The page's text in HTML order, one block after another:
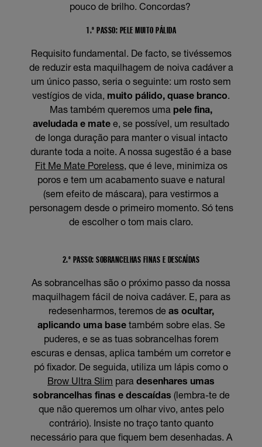
pouco de brilho. Concordas?
1.º PASSO: PELE MUITO PÁLIDA
Requisito fundamental. De facto, se tivéssemos
de reduzir esta maquilhagem de noiva cadáver a
um único passo, seria o seguinte: um rosto sem
vestígios de vida, muito pálido, quase branco.
Mas também queremos uma pele fina,
aveludada e mate e, se possível, um resultado
de longa duração para manter o visual intacto
durante toda a noite. A nossa sugestão é a base
Fit Me Mate Poreless, que é leve, minimiza os
poros e tem um acabamento suave e natural
(sem efeito de máscara), para vestirmos a
personagem desde o primeiro momento. Só tens
de escolher o tom mais claro.
2.º PASSO: SOBRANCELHAS FINAS E DESCAÍDAS
As sobrancelhas são o próximo passo da nossa
maquilhagem fácil de noiva cadáver. E, para as
redesenharmos, teremos de as ocultar,
aplicando uma base também sobre elas. Se
puderes, e se as tuas sobrancelhas forem
escuras e densas, aplica também um corretor e
pó fixador. De seguida, utiliza um lápis como o
Brow Ultra Slim para desenhares umas
sobrancelhas finas e descaídas (lembra-te de
que não queremos um olhar vivo, antes pelo
contrário). Insiste no traço tanto quanto
necessário para que fiquem bem desenhadas. A